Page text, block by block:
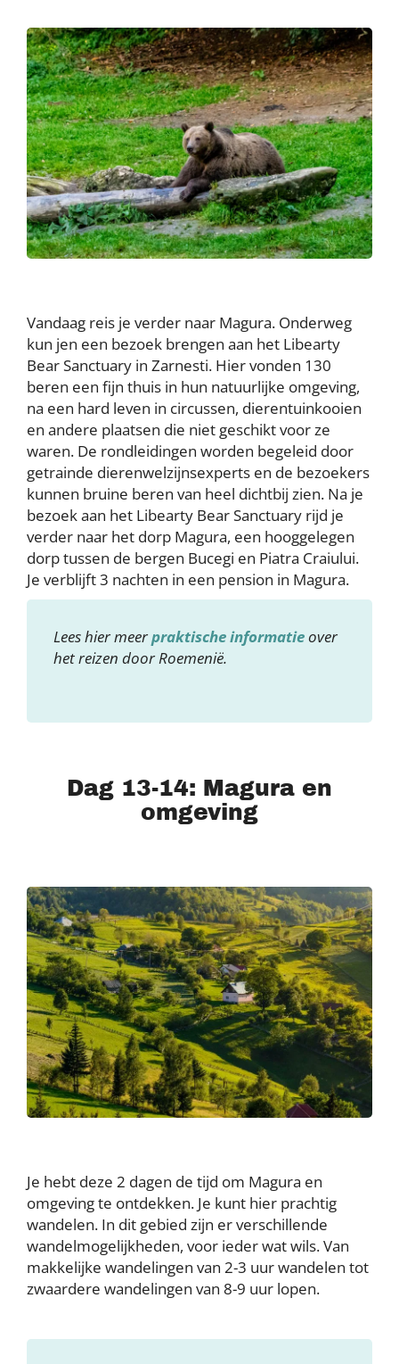
Vandaag reis je verder naar Magura. Onderweg
kun jen een bezoek brengen aan het Libearty
Bear Sanctuary in Zarnesti. Hier vonden 130
beren een fijn thuis in hun natuurlijke omgeving,
na een hard leven in circussen, dierentuinkooien
en andere plaatsen die niet geschikt voor ze
waren. De rondleidingen worden begeleid door
getrainde dierenwelzijnsexperts en de bezoekers
kunnen bruine beren van heel dichtbij zien. Na je
bezoek aan het Libearty Bear Sanctuary rijd je
verder naar het dorp Magura, een hooggelegen
dorp tussen de bergen Bucegi en Piatra Craiului.
Je verblijft 3 nachten in een pension in Magura.
Lees hier meerpraktische informatieover
het reizen door Roemenië.
Dag 13-14: Magura en
omgeving
Je hebt deze 2 dagen de tijd om Magura en
omgeving te ontdekken. Je kunt hier prachtig
wandelen. In dit gebied zijn er verschillende
wandelmogelijkheden, voor ieder wat wils. Van
makkelijke wandelingen van 2-3 uur wandelen tot
zwaardere wandelingen van 8-9 uur lopen.